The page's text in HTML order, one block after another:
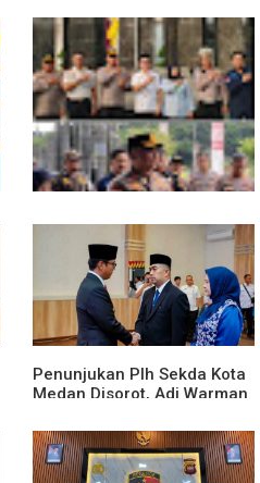
Medan Area
Kunker Perdana ke
Entikong, Kapolres Sanggau:
Keamanan Perbatasan
Tanggung Jawab Bersama
Penunjukan Plh Sekda Kota
Medan Disorot, Adi Warman
Komitmen terhadap Sistem
Merit